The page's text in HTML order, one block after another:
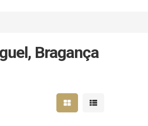
Bragança
Mostrar resultados em
Mostrar